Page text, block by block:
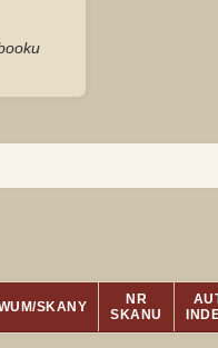
SKANY
NR
SKANU